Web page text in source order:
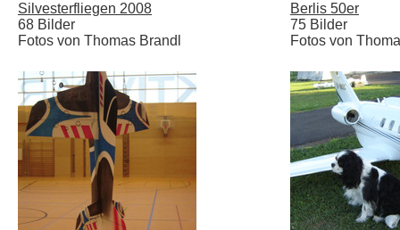
Silvesterfliegen 2008
68 Bilder
Fotos von Thomas Brandl
Berlis 50er
75 Bilder
Fotos von